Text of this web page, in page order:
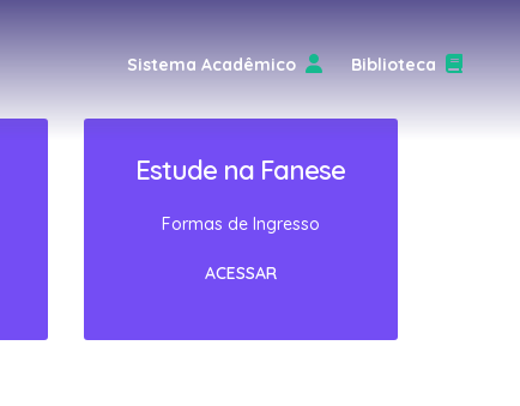
Sistema Acadêmico Biblioteca
Estude na Fanese
Formas de Ingresso
ACESSAR